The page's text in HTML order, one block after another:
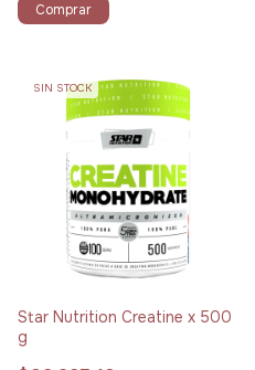
Comprar
SIN STOCK
Star Nutrition Creatine x 500
g